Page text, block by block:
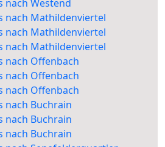
nach Westend
nach Mathildenviertel
nach Mathildenviertel
nach Mathildenviertel
nach Offenbach
nach Offenbach
nach Offenbach
nach Buchrain
nach Buchrain
nach Buchrain